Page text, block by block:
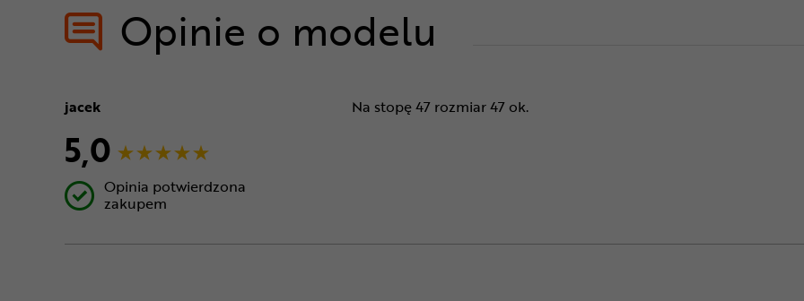
Opinie o modelu
jacek
5,0
Opinia potwierdzona
zakupem
Na stopę 47 rozmiar 47 ok.